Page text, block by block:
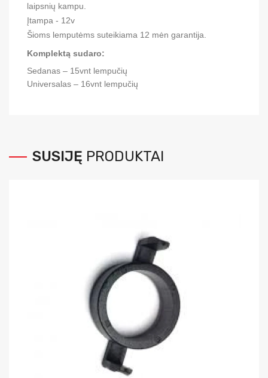
laipsnių kampu.
Įtampa - 12v
Šioms lemputėms suteikiama 12 mėn garantija.
Komplektą sudaro:
Sedanas – 15vnt lempučių
Universalas – 16vnt lempučių
SUSIJĘ PRODUKTAI